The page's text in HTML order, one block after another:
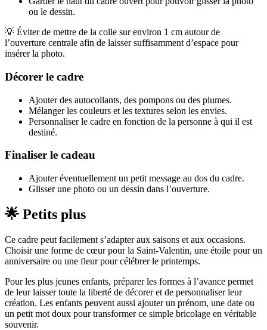
ou le dessin.
💡 Éviter de mettre de la colle sur environ 1 cm autour de
l’ouverture centrale afin de laisser suffisamment d’espace pour
insérer la photo.
Décorer le cadre
Ajouter des autocollants, des pompons ou des plumes.
Mélanger les couleurs et les textures selon les envies.
Personnaliser le cadre en fonction de la personne à qui il est
destiné.
Finaliser le cadeau
Ajouter éventuellement un petit message au dos du cadre.
Glisser une photo ou un dessin dans l’ouverture.
🌟 Petits plus
Ce cadre peut facilement s’adapter aux saisons et aux occasions.
Choisir une forme de cœur pour la Saint-Valentin, une étoile pour un
anniversaire ou une fleur pour célébrer le printemps.
Pour les plus jeunes enfants, préparer les formes à l’avance permet
de leur laisser toute la liberté de décorer et de personnaliser leur
création. Les enfants peuvent aussi ajouter un prénom, une date ou
un petit mot doux pour transformer ce simple bricolage en véritable
souvenir.